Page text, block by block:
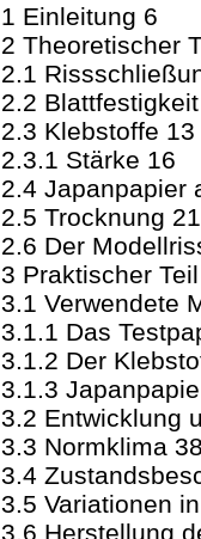
1 Einleitung 6
2 Theoretischer
2.1
2.2
2.3 Klebstoffe 13
2.3.1 Stärke 16
2.4 Japanpapier
2.5 Trocknung 21
2.6 Der
3 Praktischer
3.1 Verwendete
3.1.1 Das
3.1.2 Der
3.1.3
3.2 Entwicklung
3.3 Normklima
3.4
3.5 Variationen
3.6 Herstellung